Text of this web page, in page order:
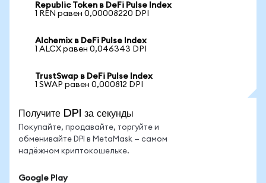
Republic Token в DeFi Pulse Index
1 REN равен 0,00008220 DPI
Alchemix в DeFi Pulse Index
1 ALCX равен 0,046343 DPI
TrustSwap в DeFi Pulse Index
1 SWAP равен 0,000812 DPI
Получите DPI за секунды
Покупайте, продавайте, торгуйте и
обменивайте DPI в MetaMask — самом
надёжном криптокошельке.
Google Play